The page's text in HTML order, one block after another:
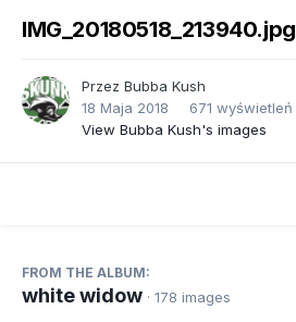
IMG_20180518_213940.jpg
Przez Bubba Kush
18 Maja 2018
671 wyświetleń
View Bubba Kush's images
FROM THE ALBUM:
white widow · 178 images